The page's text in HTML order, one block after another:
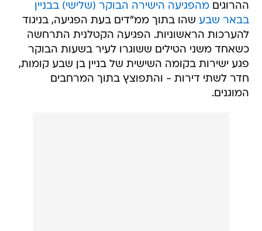
ההרוגיםמהפגיעה הישירה הבוקר (שלישי) בבניין
בבאר שבע שהו בתוך ממ"דים בעת הפגיעה, בניגוד
להערכות הראשוניות. הפגיעה הקטלנית התרחשה
כשאחד משני הטילים ששוגרו לעיר בשעות הבוקר
פגע ישירות בקומה השישית של בניין בן שבע קומות,
חדר לשתי דירות - והתפוצץ בתוך המרחבים
המוגנים.